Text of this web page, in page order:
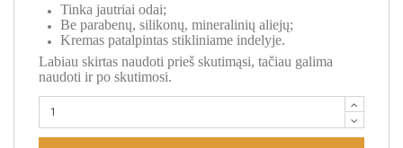
Tinka jautriai odai;
Be parabenų, silikonų, mineralinių aliejų;
Kremas patalpintas stikliniame indelyje.
Labiau skirtas naudoti prieš skutimąsi, tačiau galima
naudoti ir po skutimosi.